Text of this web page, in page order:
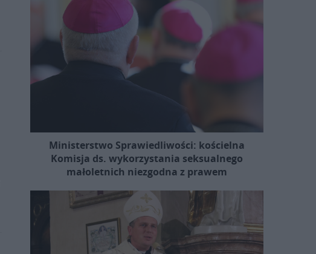
Ministerstwo Sprawiedliwości: kościelna
Komisja ds. wykorzystania seksualnego
małoletnich niezgodna z prawem